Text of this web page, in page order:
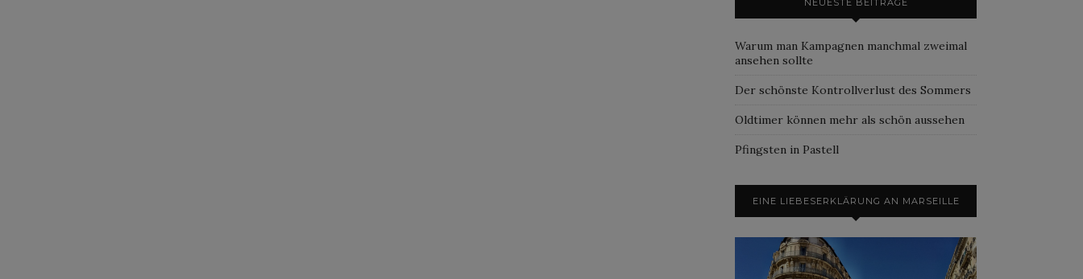
NEUESTE BEITRÄGE
Warum man Kampagnen manchmal zweimal
ansehen sollte
Der schönste Kontrollverlust des Sommers
Oldtimer können mehr als schön aussehen
Pfingsten in Pastell
EINE LIEBESERKLÄRUNG AN MARSEILLE